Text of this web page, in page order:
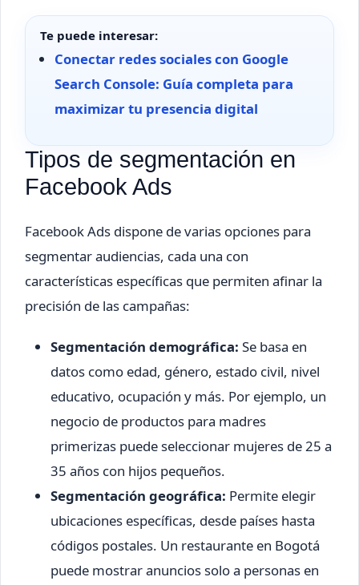
Te puede interesar:
Conectar redes sociales con Google
Search Console: Guía completa para
maximizar tu presencia digital
Tipos de segmentación en
Facebook Ads
Facebook Ads dispone de varias opciones para
segmentar audiencias, cada una con
características específicas que permiten afinar la
precisión de las campañas:
Segmentación demográfica: Se basa en
datos como edad, género, estado civil, nivel
educativo, ocupación y más. Por ejemplo, un
negocio de productos para madres
primerizas puede seleccionar mujeres de 25 a
35 años con hijos pequeños.
Segmentación geográfica: Permite elegir
ubicaciones específicas, desde países hasta
códigos postales. Un restaurante en Bogotá
puede mostrar anuncios solo a personas en